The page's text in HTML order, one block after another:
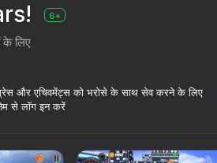
6+
लिए
और एचिवमेंट्स को भरोसे के साथ सेव करने के लिए
से लॉग इन करें